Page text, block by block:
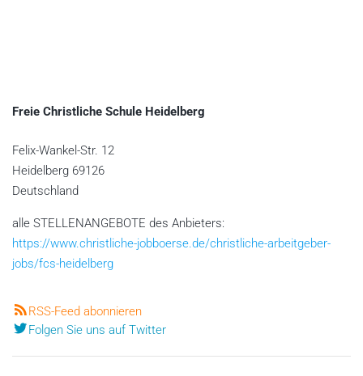
Freie Christliche Schule Heidelberg
Felix-Wankel-Str. 12
Heidelberg 69126
Deutschland
alle STELLENANGEBOTE des Anbieters:
https://www.christliche-jobboerse.de/christliche-arbeitgeber-
jobs/fcs-heidelberg
RSS-Feed abonnieren
Folgen Sie uns auf Twitter